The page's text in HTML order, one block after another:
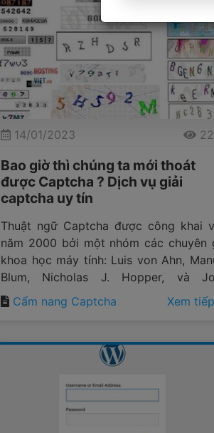
14/01/2023
Bao giờ thì chúng ta mới thoát
được Captcha ? Dịch vụ giải
captcha uy tín
Thuật ngữ Captcha được công khai
năm 2000 bởi một nhóm các chuyên
khoa học máy tính: Luis von Ahn,
Blum, Nicholas J. Hopper, và
Langford. Từ đó cho đến nay
CAPTCHA đã để lại cho người
buồn.
Cẩm nang Captcha Xem tiếp